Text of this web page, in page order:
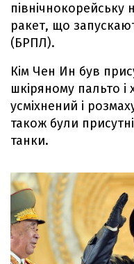
північнокорейську
ракет, що
(БРПЛ).
Кім Чен Ин був
шкіряному пальто і
усміхнений і
також були присутні
танки.